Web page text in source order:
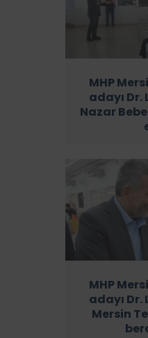
MHP
adayı Dr.
Nazar
MHP
adayı Dr.
Mersin